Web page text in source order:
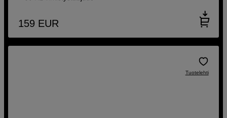
159 EUR
Tuotelehti